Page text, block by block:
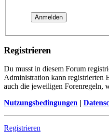
Registrieren
Du musst in diesem Forum
Administration kann registrierten
auch die jeweiligen Forenregeln,
Nutzungsbedingungen |
Registrieren